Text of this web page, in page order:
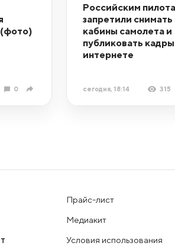
0
Российским
запретили снимать
кабины самолета и
публиковать кадры
интернете
сегодня, 18:14 315
Прайс-лист
Медиакит
Условия использования